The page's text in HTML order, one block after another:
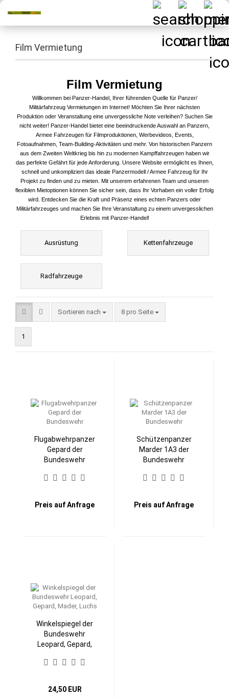
Film Vermietung
Film Vermietung
Willkommen bei Panzer-Handel, Ihrer führenden Quelle für Panzer/
Militärfahrzeug Vermietungen im Internet! Möchten Sie Ihrer nächsten
Produktion oder Veranstaltung eine unvergessliche Note verleihen? Suchen Sie
nicht weiter! Panzer-Handel bietet eine beeindruckende Auswahl an Panzern,
Armee Fahrzeugen für Filmproduktionen, Werbevideos, Events,
Fotoaufnahmen, Team-Building-Aktivitäten und mehr. Von historischen Panzern
aus dem Zweiten Weltkrieg bis hin zu modernen Kampffahrzeugen haben wir
das perfekte Gefährt für jede Anforderung. Unsere Website ermöglicht es Ihnen,
schnell und unkompliziert das ideale Panzermodell / Armee Fahrzeug für Ihr
Projekt zu finden und zu mieten. Mit unserem erfahrenen Team und unseren
flexiblen Mietoptionen können Sie sicher sein, dass Ihr Vorhaben ein voller Erfolg
wird. Entdecken Sie die Kraft und Präsenz eines echten Panzers oder
Militärfahrzeuges und machen Sie Ihre Veranstaltung zu einem unvergesslichen
Erlebnis mit Panzer-Handel!
Ausrüstung Kettenfahrzeuge
Radfahrzeuge
Sortieren nach
Sortieren nach 8 pro Seite
pro Seite
1
Flugabwehrpanzer
Gepard der
Bundeswehr
Preis auf Anfrage
Schützenpanzer
Marder 1A3 der
Bundeswehr
Preis auf Anfrage
Winkelspiegel der
Bundeswehr
Leopard, Gepard,
24,50 EUR